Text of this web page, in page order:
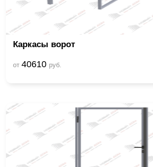
Каркасы ворот
от 40610 руб.